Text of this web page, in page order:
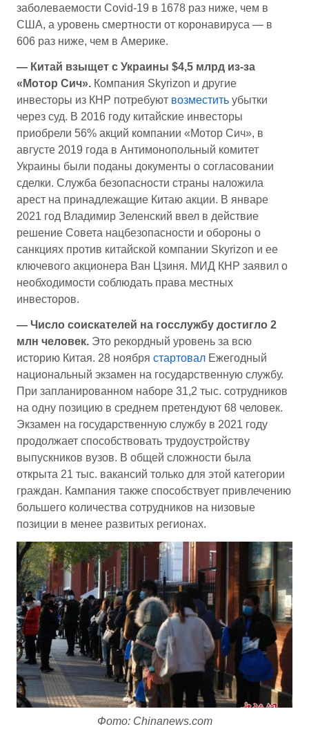
заболеваемости Covid-19 в 1678 раз ниже, чем в
США, а уровень смертности от коронавируса — в
606 раз ниже, чем в Америке.
— Китай взыщет с Украины $4,5 млрд из-за
«Мотор Сич». Компания Skyrizon и другие
инвесторы из КНР потребуют возместить убытки
через суд. В 2016 году китайские инвесторы
приобрели 56% акций компании «Мотор Сич», в
августе 2019 года в Антимонопольный комитет
Украины были поданы документы о согласовании
сделки. Служба безопасности страны наложила
арест на принадлежащие Китаю акции. В январе
2021 год Владимир Зеленский ввел в действие
решение Совета нацбезопасности и обороны о
санкциях против китайской компании Skyrizon и ее
ключевого акционера Ван Цзиня. МИД КНР заявил о
необходимости соблюдать права местных
инвесторов.
— Число соискателей на госслужбу достигло 2
млн человек. Это рекордный уровень за всю
историю Китая. 28 ноября стартовал Ежегодный
национальный экзамен на государственную службу.
При запланированном наборе 31,2 тыс. сотрудников
на одну позицию в среднем претендуют 68 человек.
Экзамен на государственную службу в 2021 году
продолжает способствовать трудоустройству
выпускников вузов. В общей сложности была
открыта 21 тыс. вакансий только для этой категории
граждан. Кампания также способствует привлечению
большего количества сотрудников на низовые
позиции в менее развитых регионах.
Фото: Chinanews.com